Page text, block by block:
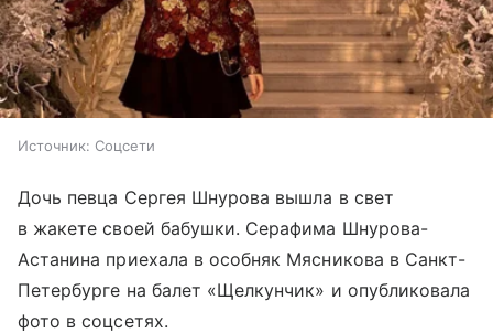
Источник: Соцсети
Дочь певца Сергея Шнурова вышла в свет
в жакете своей бабушки. Серафима Шнурова-
Астанина приехала в особняк Мясникова в Санкт-
Петербурге на балет «Щелкунчик» и опубликовала
фото в соцсетях.